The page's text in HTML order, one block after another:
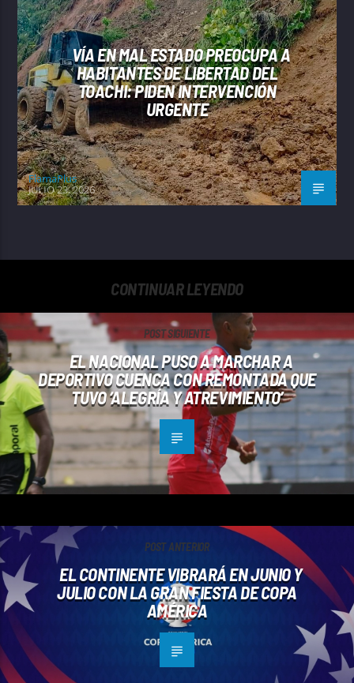
VÍA EN MAL ESTADO PREOCUPA A
HABITANTES DE LIBERTAD DEL
TOACHI: PIDEN INTERVENCIÓN
URGENTE
FlamaPlus
JULIO 23, 2026
CONTINUAR LEYENDO
POST SIGUIENTE
EL NACIONAL PUSO A MARCHAR A
DEPORTIVO CUENCA CON REMONTADA QUE
TUVO ‘ALEGRÍA Y ATREVIMIENTO’
POST ANTERIOR
EL CONTINENTE VIBRARÁ EN JUNIO Y
JULIO CON LA GRAN FIESTA DE COPA
AMÉRICA